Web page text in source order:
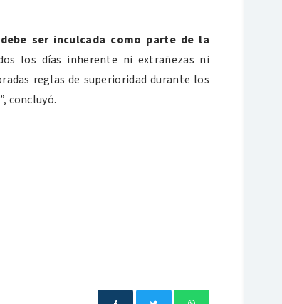
ser inculcada como parte de la
los días inherente ni extrañezas ni
reglas de superioridad durante los
concluyó.